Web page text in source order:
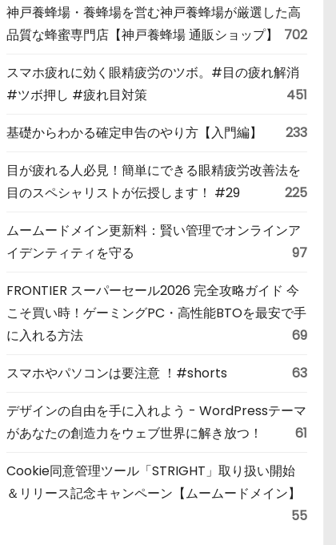
神戸養蜂場・養蜂場を営む神戸養蜂場が厳選した高
品質な蜂蜜専門店【神戸養蜂場 通販ショップ】
702
スマホ疲れに効く眼精疲労のツボ。#目の疲れ解消
#ツボ押し #疲れ目対策
451
基礎からわかる確定申告のやり方【入門編】 233
目が疲れる人必見！簡単にできる眼精疲労改善法を
目のスペシャリストが伝授します！ #29
225
ムームードメイン更新料：賢い管理でオンラインア
イデンティティを守る
97
FRONTIER スーパーセール2026 完全攻略ガイド 今
こそ買い時！ゲーミングPC・高性能BTOを最安で手
に入れる方法
69
スマホやパソコンは要注意 ！#shorts 63
デザインの自由を手に入れよう - WordPressテーマ
があなたの創造力をウェブ世界に解き放つ！
61
Cookie同意管理ツール「STRIGHT」取り扱い開始
＆リリース記念キャンペーン【ムームードメイン】
55